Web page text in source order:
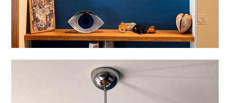
ACCUEIL
NOS PRESTATIONS
RÉALISATIONS
L'AGENCE
NOUS CONTACTER